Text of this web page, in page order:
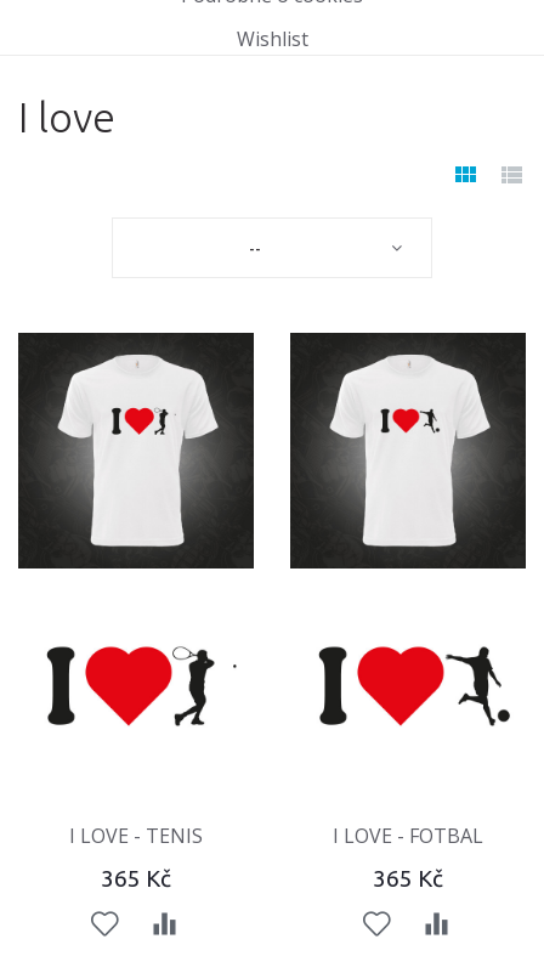
Wishlist
I love
--
I LOVE - TENIS
365 Kč
I LOVE - FOTBAL
365 Kč